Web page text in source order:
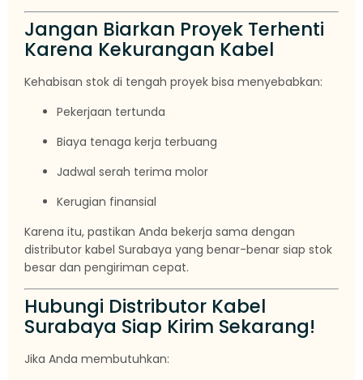
Jangan Biarkan Proyek Terhenti
Karena Kekurangan Kabel
Kehabisan stok di tengah proyek bisa menyebabkan:
Pekerjaan tertunda
Biaya tenaga kerja terbuang
Jadwal serah terima molor
Kerugian finansial
Karena itu, pastikan Anda bekerja sama dengan
distributor kabel Surabaya yang benar-benar siap stok
besar dan pengiriman cepat.
Hubungi Distributor Kabel
Surabaya Siap Kirim Sekarang!
Jika Anda membutuhkan: